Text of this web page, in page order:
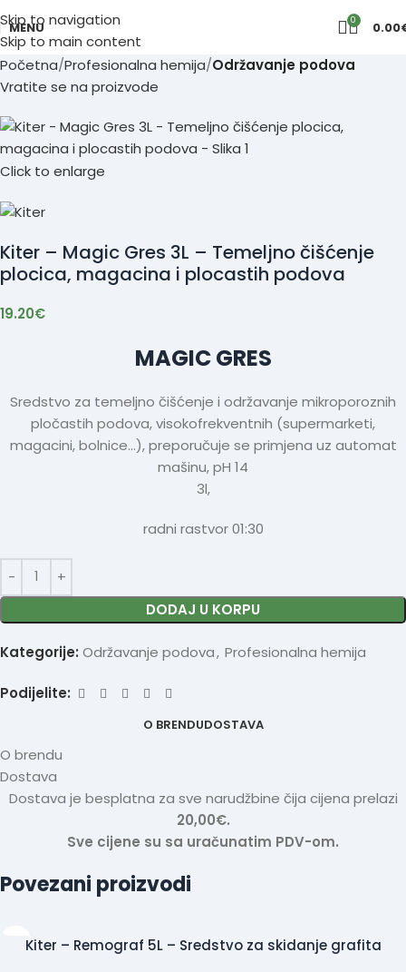
Skip to navigation
Skip to main content
MENU 0 0.00
Početna Profesionalna hemija Održavanje podova
Vratite se na proizvode
Click to enlarge
Kiter – Magic Gres 3L – Temeljno čišćenje
plocica, magacina i plocastih podova
19.20€
MAGIC GRES
Sredstvo za temeljno čišćenje i održavanje mikroporoznih
pločastih podova, visokofrekventnih (supermarketi,
magacini, bolnice…), preporučuje se primjena uz automat
mašinu, pH 14
3l,
radni rastvor 01:30
DODAJ U KORPU
Kategorije: Održavanje podova, Profesionalna hemija
Podijelite:
O BRENDUDOSTAVA
O brendu
Dostava
Dostava je besplatna za sve narudžbine čija cijena prelazi
20,00€.
Sve cijene su sa uračunatim PDV-om.
Povezani proizvodi
Kiter – Remograf 5L – Sredstvo za skidanje grafita